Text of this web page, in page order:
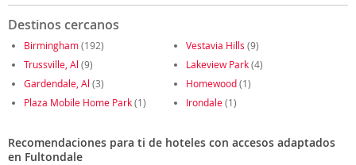
Destinos cercanos
Birmingham(192) Vestavia Hills (9)
Trussville, Al (9) Lakeview Park(4)
Gardendale, Al (3) Homewood(1)
Plaza Mobile Home Park(1) Irondale(1)
Recomendaciones para ti de hoteles con accesos adaptados
en Fultondale